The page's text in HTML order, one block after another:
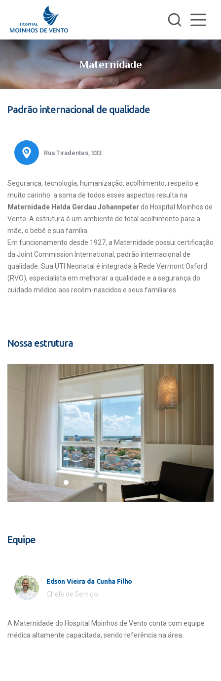
Maternidade
Padrão internacional de qualidade
Rua Tiradentes, 333
Segurança, tecnologia, humanização, acolhimento, respeito e
muito carinho: a soma de todos esses aspectos resulta na
Maternidade Helda Gerdau Johannpeter do Hospital Moinhos de
Vento. A estrutura é um ambiente de total acolhimento para a
mãe, o bebê e sua família.
Em funcionamento desde 1927, a Maternidade possui certificação
da Joint Commission International, padrão internacional de
qualidade. Sua UTI Neonatal é integrada à Rede Vermont Oxford
(RVO), especialista em melhorar a qualidade e a segurança do
cuidado médico aos recém-nascidos e seus familiares.
Nossa estrutura
Equipe
Edson Vieira da Cunha Filho
Chefe de Serviço
A Maternidade do Hospital Moinhos de Vento conta com equipe
médica altamente capacitada, sendo referência na área.